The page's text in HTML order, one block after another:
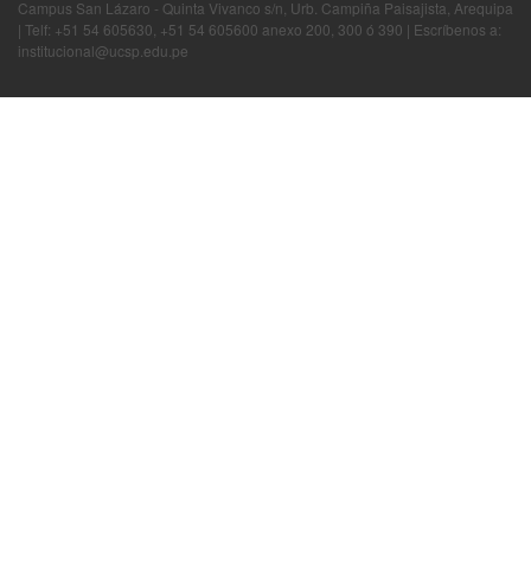
Campus San Lázaro - Quinta Vivanco s/n, Urb. Campiña Paisajista, Arequipa
| Telf: +51 54 605630, +51 54 605600 anexo 200, 300 ó 390 | Escríbenos a:
institucional@ucsp.edu.pe